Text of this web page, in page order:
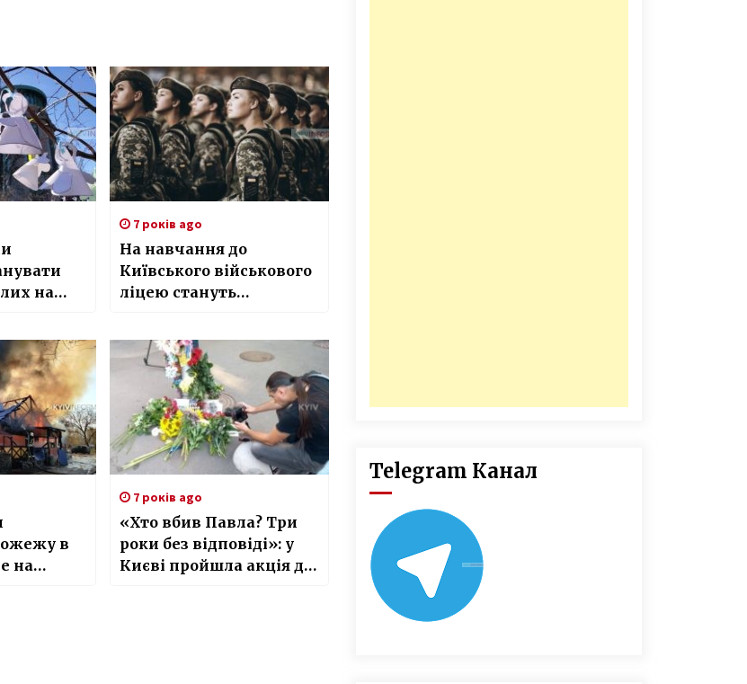
на
7 років ago
На навчання до
Київського військового
ліцею стануть
в
на
7 років ago
«Хто вбив Павла? Три
роки без відповіді»: у
Києві пройшла акція до
Telegram Канал